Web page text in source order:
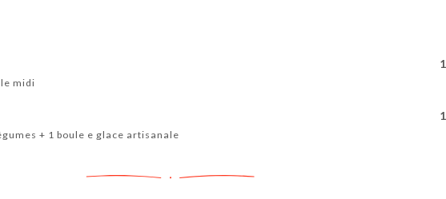
midi
+ 1 boule e glace artisanale